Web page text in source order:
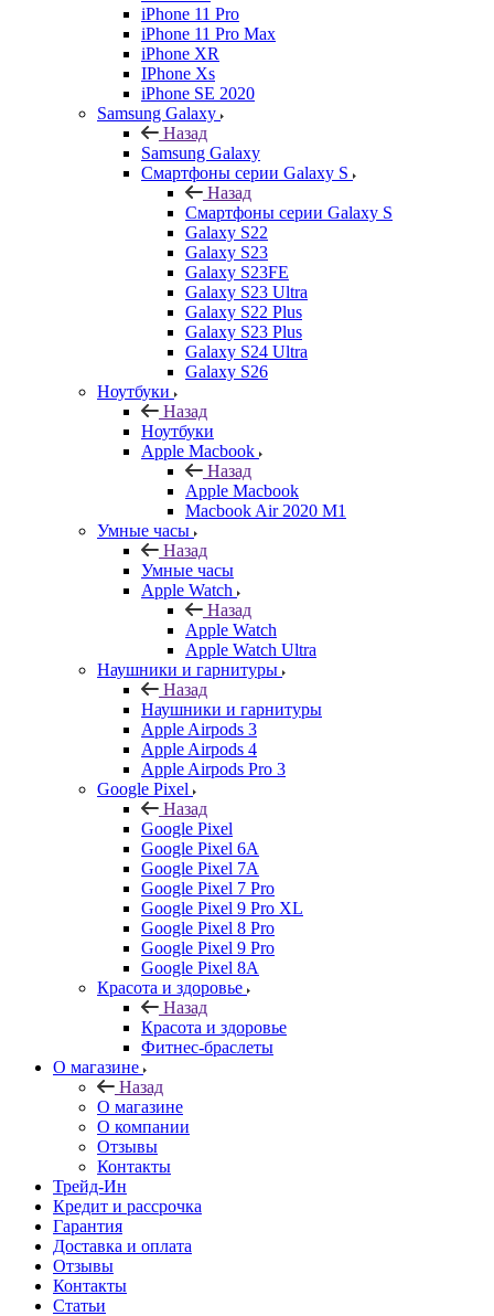
iPhone 11 Pro
iPhone 11 Pro Max
iPhone XR
IPhone Xs
iPhone SE 2020
Samsung Galaxy
Назад
Samsung Galaxy
Смартфоны серии Galaxy S
Назад
Смартфоны серии Galaxy S
Galaxy S22
Galaxy S23
Galaxy S23FE
Galaxy S23 Ultra
Galaxy S22 Plus
Galaxy S23 Plus
Galaxy S24 Ultra
Galaxy S26
Ноутбуки
Назад
Ноутбуки
Apple Macbook
Назад
Apple Macbook
Macbook Air 2020 M1
Умные часы
Назад
Умные часы
Apple Watch
Назад
Apple Watch
Apple Watch Ultra
Наушники и гарнитуры
Назад
Наушники и гарнитуры
Apple Airpods 3
Apple Airpods 4
Apple Airpods Pro 3
Google Pixel
Назад
Google Pixel
Google Pixel 6A
Google Pixel 7А
Google Pixel 7 Pro
Google Pixel 9 Pro XL
Google Pixel 8 Pro
Google Pixel 9 Pro
Google Pixel 8A
Красота и здоровье
Назад
Красота и здоровье
Фитнес-браслеты
О магазине
Назад
О магазине
О компании
Отзывы
Контакты
Трейд-Ин
Кредит и рассрочка
Гарантия
Доставка и оплата
Отзывы
Контакты
Статьи